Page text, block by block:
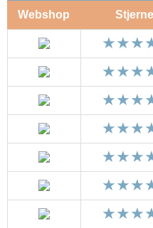
Webshop